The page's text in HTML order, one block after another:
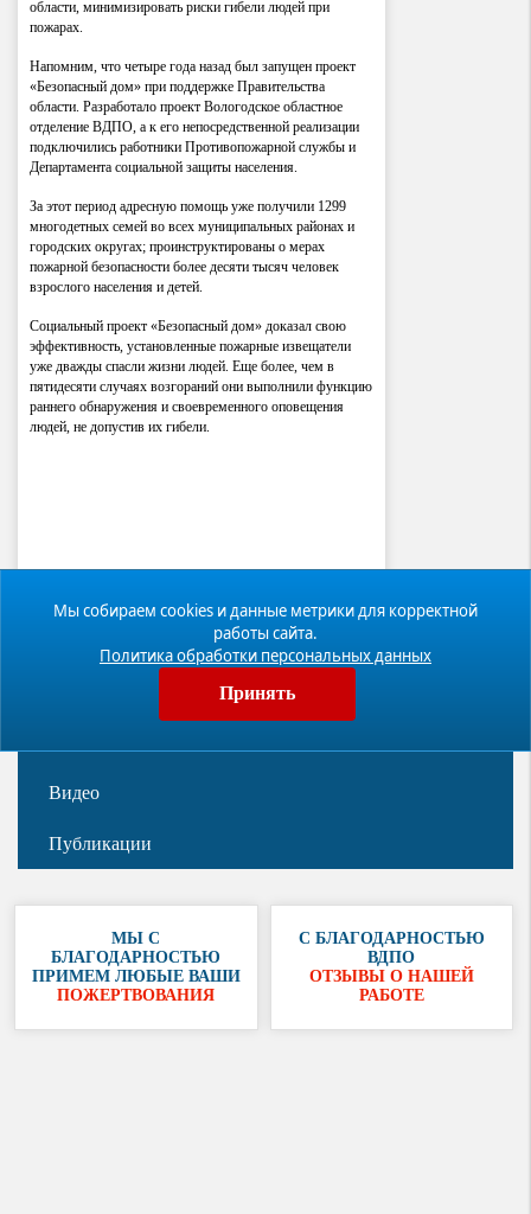
области, минимизировать риски гибели людей при
пожарах.
Напомним, что четыре года назад был запущен проект
«Безопасный дом» при поддержке Правительства
области. Разработало проект Вологодское областное
отделение ВДПО, а к его непосредственной реализации
подключились работники Противопожарной службы и
Департамента социальной защиты населения.
За этот период адресную помощь уже получили 1299
многодетных семей во всех муниципальных районах и
городских округах; проинструктированы о мерах
пожарной безопасности более десяти тысяч человек
взрослого населения и детей.
Социальный проект «Безопасный дом» доказал свою
эффективность, установленные пожарные извещатели
уже дважды спасли жизни людей. Еще более, чем в
пятидесяти случаях возгораний они выполнили функцию
раннего обнаружения и своевременного оповещения
людей, не допустив их гибели.
Видео
Публикации
МЫ С
БЛАГОДАРНОСТЬЮ
ПРИМЕМ ЛЮБЫЕ ВАШИ
ПОЖЕРТВОВАНИЯ
С БЛАГОДАРНОСТЬЮ
ВДПО
ОТЗЫВЫ О НАШЕЙ
РАБОТЕ
Мы собираем cookies и данные метрики для корректной
работы сайта.
Политика обработки персональных данных
Принять